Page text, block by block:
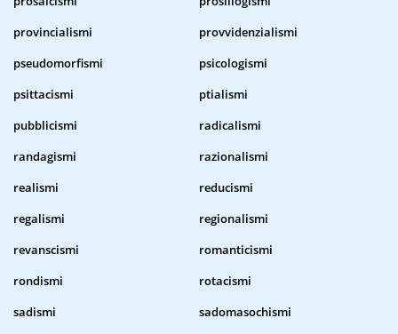
provincialismi
provvidenzialismi
pseudomorfismi
psicologismi
psittacismi
ptialismi
pubblicismi
radicalismi
randagismi
razionalismi
realismi
reducismi
regalismi
regionalismi
revanscismi
romanticismi
rondismi
rotacismi
sadismi
sadomasochismi